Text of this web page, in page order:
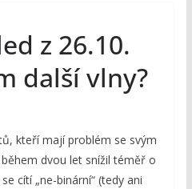
z 26.10.
další vlny?
kteří mají problém se svým
dvou let snížil téměř o
cítí „ne-binární“ (tedy ani